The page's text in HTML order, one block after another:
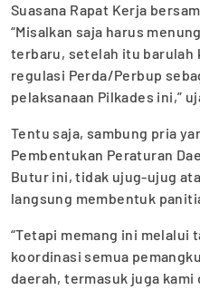
Suasana Rapat Kerja
“Misalkan saja harus
terbaru, setelah itu barulah
regulasi Perda/Perbup
pelaksanaan Pilkades ini,”
Tentu saja, sambung pria
Pembentukan Peraturan
Butur ini, tidak ujug-ujug
langsung membentuk
“Tetapi memang ini melalui
koordinasi semua
daerah, termasuk juga kami